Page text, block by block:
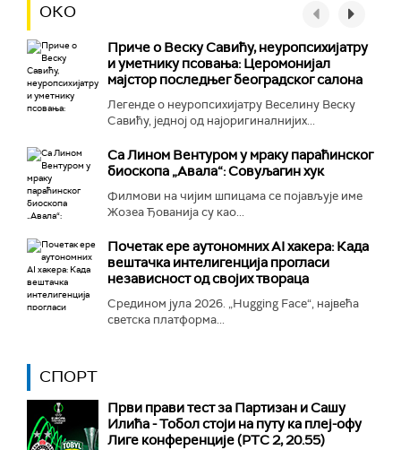
ОКО
Приче о Веску Савићу, неуропсихијатру
и уметнику псовања: Церомонијал
мајстор последњег београдског салона
Легенде о неуропсихијатру Веселину Веску
Савићу, једној од најоригиналнијих...
Са Лином Вентуром у мраку параћинског
биоскопа „Авала“: Совуљагин хук
Филмови на чијим шпицама се појављује име
Жозеа Ђованија су као...
Почетак ере аутономних AI хакера: Када
вештачка интелигенција прогласи
независност од својих твораца
Средином јула 2026. „Hugging Face“, највећа
светска платформа...
СПОРТ
Први прави тест за Партизан и Сашу
Илића - Тобол стоји на путу ка плеј-офу
Лиге конференције (РТС 2, 20.55)